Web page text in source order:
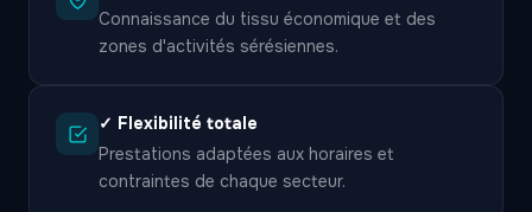
Connaissance du tissu économique et des
zones d'activités sérésiennes.
✓ Flexibilité totale
Prestations adaptées aux horaires et
contraintes de chaque secteur.